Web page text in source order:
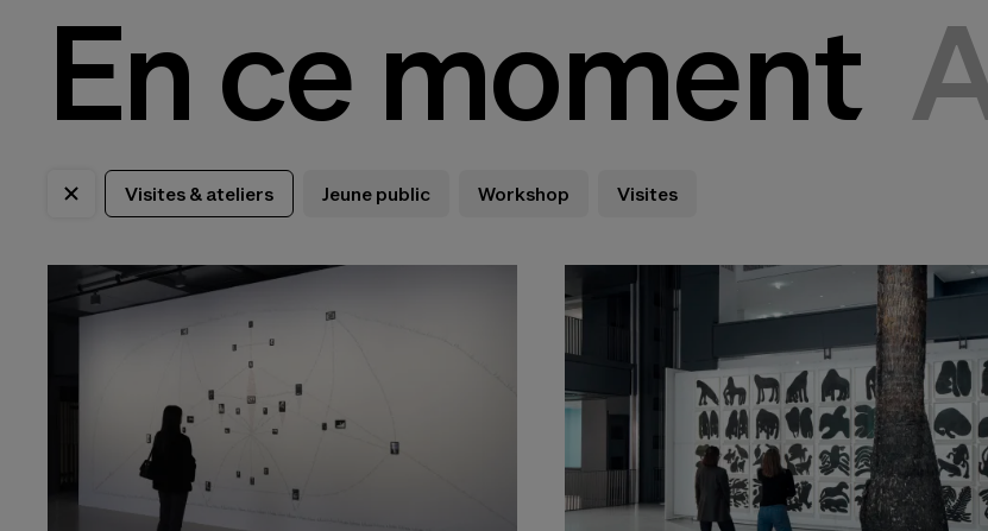
En ce moment
Visites & ateliers Jeune public Workshop Visites